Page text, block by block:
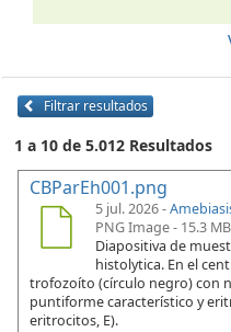
Filtrar resultados
1 a 10 de 5.012 Resultados
CBParEh001.png
5 jul. 2026 -
PNG Image - 15.3
Diapositiva de
histolytica. En el
trofozoíto (círculo negro) con
puntiforme característico y
eritrocitos, E).